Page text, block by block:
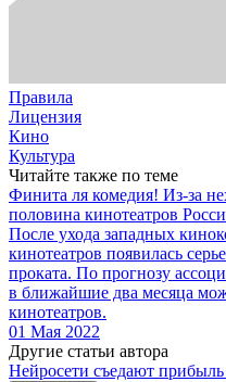
Правила
Лицензия
Кино
Культура
Читайте также по теме
Финита ля комедия! Из-за
половина кинотеатров
После ухода западных
кинотеатров появилась
проката. По прогнозу
в ближайшие два месяца
кинотеатров.
01 Мая 2022
Другие статьи автора
Нейросети съедают